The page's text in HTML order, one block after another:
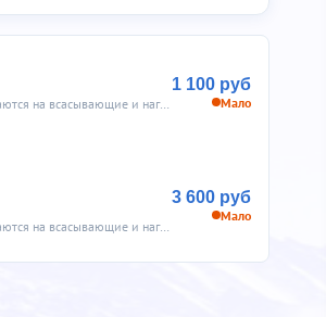
Предназначены для предотвращения негативного воздействия вибраций при работе холодильных компрессоров. Устанавливаются на всасывающие и нагнетательные трубопроводы холодильной системы максимально близко...
1 100 руб
Мало
Предназначены для предотвращения негативного воздействия вибраций при работе холодильных компрессоров. Устанавливаются на всасывающие и нагнетательные трубопроводы холодильной системы максимально близко...
3 600 руб
Мало